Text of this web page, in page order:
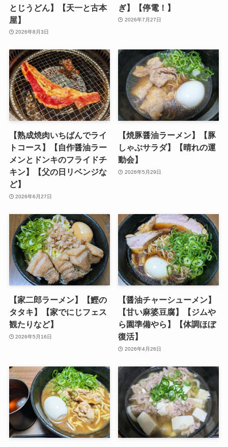
とじうどん】【天一と古本
屋】
2026年8月3日
ぎ】【停電！】
2026年7月27日
【熟成焼肉いちばんでライ
トコース】【自作醤油ラー
メンとドンキのフライドチ
キン】【父の日リベンジな
ど】
2026年6月27日
【焼豚醤油ラーメン】【豚
しゃぶサラダ】【晴れの運
動会】
2026年5月29日
【家二郎ラーメン】【鰹の
タタキ】【家でにじフェス
観たりなど】
2026年5月16日
【醤油チャーシューメン】
【甘い麻婆豆腐】【ジムや
ら園準備やら】【体調ほぼ
復活】
2026年4月26日